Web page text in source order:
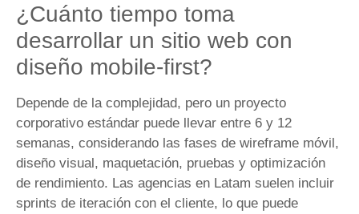
¿Cuánto tiempo toma
desarrollar un sitio web con
diseño mobile-first?
Depende de la complejidad, pero un proyecto
corporativo estándar puede llevar entre 6 y 12
semanas, considerando las fases de wireframe móvil,
diseño visual, maquetación, pruebas y optimización
de rendimiento. Las agencias en Latam suelen incluir
sprints de iteración con el cliente, lo que puede